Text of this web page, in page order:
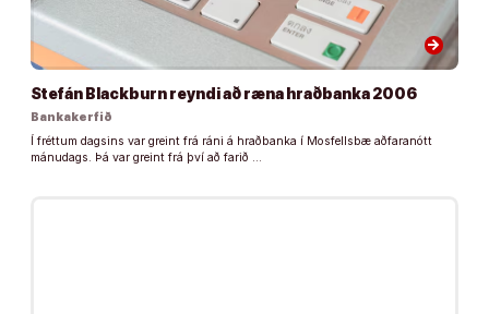
arrow_forward
Stefán Blackburn reyndi að ræna hraðbanka 2006
Bankakerfið
Í fréttum dagsins var greint frá ráni á hraðbanka í Mosfellsbæ aðfaranótt
mánudags. Þá var greint frá því að farið …